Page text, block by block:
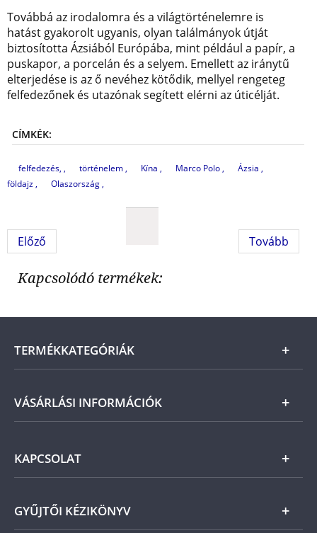
Továbbá az irodalomra és a világtörténelemre is
hatást gyakorolt ugyanis, olyan találmányok útját
biztosította Ázsiából Európába, mint például a papír, a
puskapor, a porcelán és a selyem. Emellett az iránytű
elterjedése is az ő nevéhez kötődik, mellyel rengeteg
felfedezőnek és utazónak segített elérni az úticélját.
CÍMKÉK:
felfedezés, történelem Kína Marco Polo
Ázsia
földajz
Olaszország
Előző Tovább
Kapcsolódó termékek:
TERMÉKKATEGÓRIÁK
Arany
Magyar
VÁSÁRLÁSI INFORMÁCIÓK
KAPCSOLAT
Ügyfélszolgálat
Leiratkozás a hírlevélről
GYŰJTŐI KÉZIKÖNYV